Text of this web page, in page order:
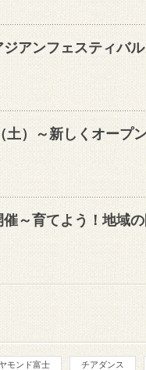
ジアンフェスティバ
土）～新しくオー
催～育てよう！地域
モンド富士 チアダンス